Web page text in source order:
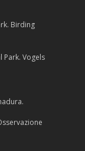
Birding
Vogels